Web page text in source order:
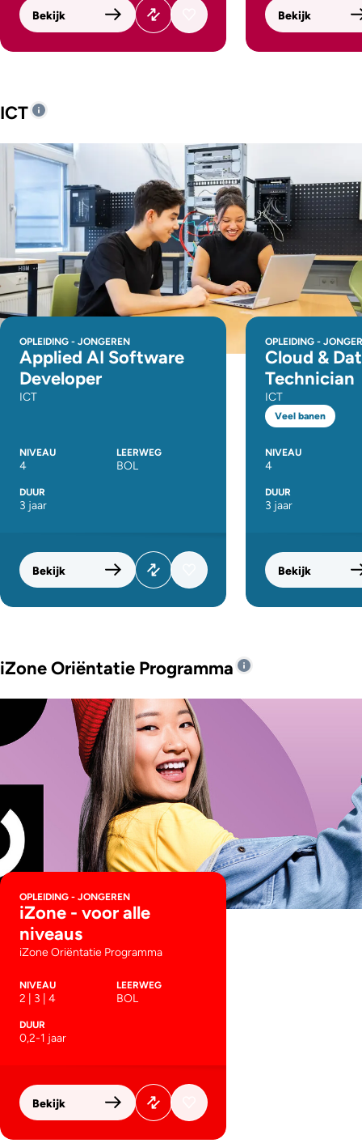
Bekijk Bekijk
ICT
OPLEIDING - JONGEREN
Applied AI Software
Developer
ICT
NIVEAU
4
LEERWEG
BOL
DUUR
3 jaar
Bekijk
OPLEIDING -
Cloud &
Technician
ICT
Veel banen
NIVEAU
4
DUUR
3 jaar
Bekijk
iZone Oriëntatie Programma
OPLEIDING - JONGEREN
iZone - voor alle
niveaus
iZone Oriëntatie Programma
NIVEAU
2 | 3 | 4
LEERWEG
BOL
DUUR
0,2-1 jaar
Bekijk